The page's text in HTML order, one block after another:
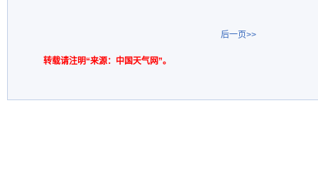
后一页>>
转载请注明“来源：中国天气网”。